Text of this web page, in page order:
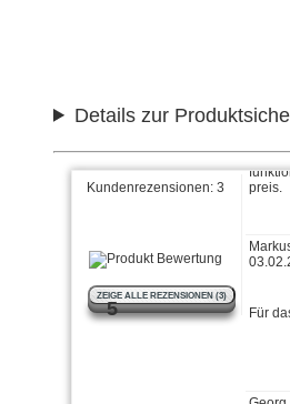
Details zur
Kundenrezensionen: 3
5
ZEIGE ALLE REZENSIONEN (3)
alles
preis.